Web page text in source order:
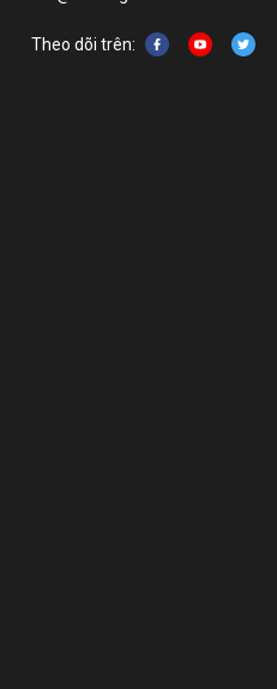
Theo dõi trên: